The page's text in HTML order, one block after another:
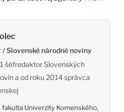
Slovenské národné noviny
šéfredaktor Slovenských
a od roku 2014 správca
fakulta Univerzity Komenského,